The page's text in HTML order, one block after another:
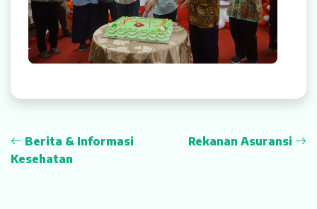
Berita & Informasi
Kesehatan
Rekanan Asuransi